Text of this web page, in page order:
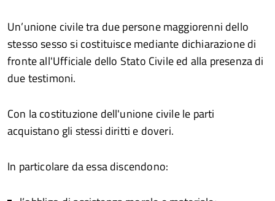
Un’unione civile tra due persone maggiorenni dello
stesso sesso si costituisce mediante dichiarazione di
fronte all'Ufficiale dello Stato Civile ed alla presenza di
due testimoni.
Con la costituzione dell'unione civile le parti
acquistano gli stessi diritti e doveri.
In particolare da essa discendono: